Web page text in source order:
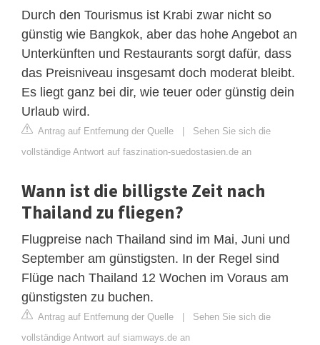
Durch den Tourismus ist Krabi zwar nicht so
günstig wie Bangkok, aber das hohe Angebot an
Unterkünften und Restaurants sorgt dafür, dass
das Preisniveau insgesamt doch moderat bleibt.
Es liegt ganz bei dir, wie teuer oder günstig dein
Urlaub wird.
Antrag auf Entfernung der Quelle | Sehen Sie sich die
vollständige Antwort auf faszination-suedostasien.de an
Wann ist die billigste Zeit nach
Thailand zu fliegen?
Flugpreise nach Thailand sind im Mai, Juni und
September am günstigsten. In der Regel sind
Flüge nach Thailand 12 Wochen im Voraus am
günstigsten zu buchen.
Antrag auf Entfernung der Quelle | Sehen Sie sich die
vollständige Antwort auf siamways.de an